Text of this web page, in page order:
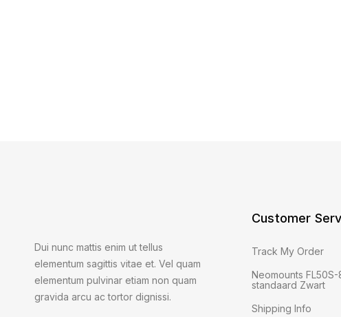
Dui nunc mattis enim ut tellus
elementum sagittis vitae et. Vel quam
elementum pulvinar etiam non quam
gravida arcu ac tortor dignissi.
Customer
Track My Order
Neomounts FL50S-
standaard Zwart
Shipping Info